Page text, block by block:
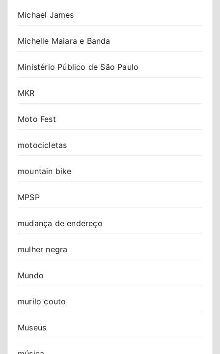
Michael James
Michelle Maiara e Banda
Ministério Público de São Paulo
MKR
Moto Fest
motocicletas
mountain bike
MPSP
mudança de endereço
mulher negra
Mundo
murilo couto
Museus